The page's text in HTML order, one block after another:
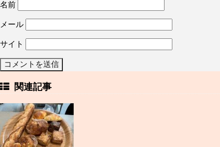
名前
メール
サイト
関連記事